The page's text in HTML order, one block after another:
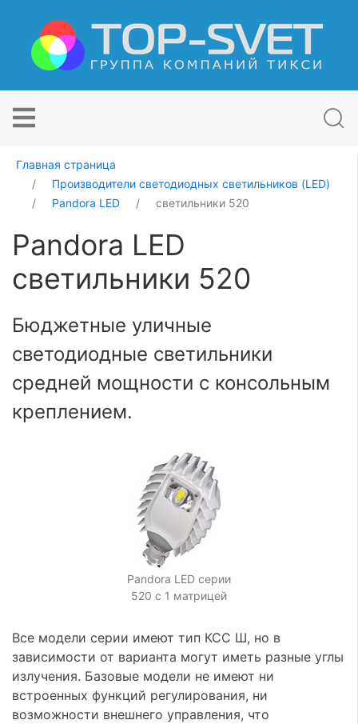
Главная страница
Производители светодиодных светильников (LED)
Pandora LED
светильники 520
Pandora LED
светильники 520
Бюджетные уличные
светодиодные светильники
средней мощности с консольным
креплением.
Pandora LED серии
520 с 1 матрицей
Все модели серии имеют тип КСС Ш, но в
зависимости от варианта могут иметь разные углы
излучения. Базовые модели не имеют ни
встроенных функций регулирования, ни
возможности внешнего управления, что